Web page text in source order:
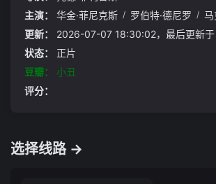
内，悲伤的小丑在无法自已的癫狂笑声中大
主演：
华金·菲尼克斯 / 罗伯特·德尼罗 / 马
更新：
2026-07-07 18:30:02，最后更新于
状态：
正片
豆瓣：
小丑
评分：
选择线路 →